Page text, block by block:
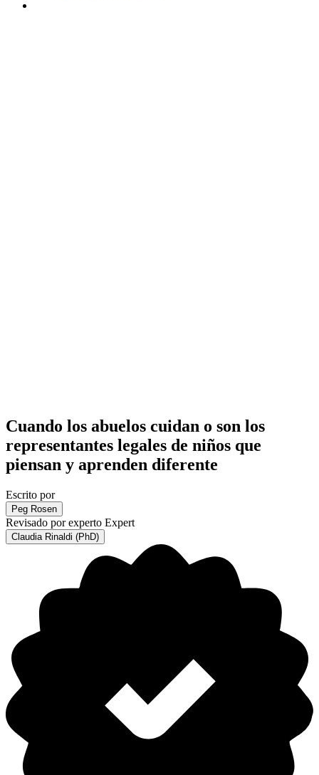
Cuando los abuelos cuidan o son los
representantes legales de niños que
piensan y aprenden diferente
Escrito por
Peg Rosen
Revisado por experto Expert
Claudia Rinaldi (PhD)